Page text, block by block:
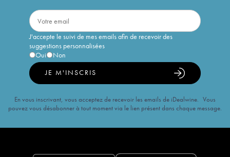
J'accepte le suivi de mes emails afin de recevoir des
suggestions personnalisées
Oui
Non
JE M'INSCRIS
En vous inscrivant, vous acceptez de recevoir les emails de iDealwine. Vous
pouvez vous désabonner à tout moment via le lien présent dans chaque message.